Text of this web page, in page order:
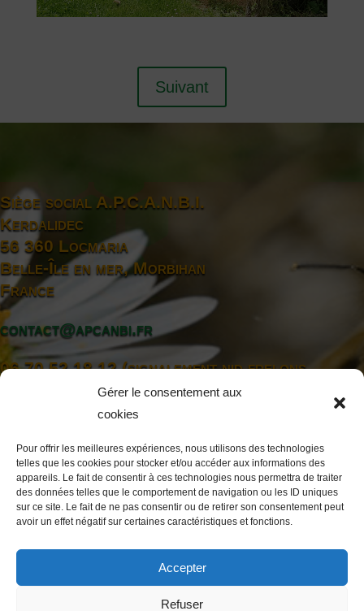
Gérer le consentement aux
cookies
Pour offrir les meilleures expériences, nous utilisons des technologies
telles que les cookies pour stocker et/ou accéder aux informations des
appareils. Le fait de consentir à ces technologies nous permettra de traiter
des données telles que le comportement de navigation ou les ID uniques
sur ce site. Le fait de ne pas consentir ou de retirer son consentement peut
avoir un effet négatif sur certaines caractéristiques et fonctions.
Accepter
Refuser
Suivant
Siège social A.P.C.A.N.B.I.
Kerdalidec
56 360 Locmaria
Belle-Île en mer, Morbihan
France
contact@apcanbi.fr
06 70 52 18 12 (signalement nid frelons
06 07 08 22 55 (Président)
APCANBI © 2023-2025